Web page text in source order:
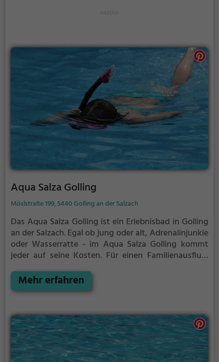
Aqua Salza Golling
Möslstraße 199, 5440 Golling an der Salzach
Das Aqua Salza Golling ist ein Erlebnisbad in Golling
an der Salzach.Egal ob jung oder alt, Adrenalinjunkie
oder Wasserratte - im Aqua Salza Golling kommt
jeder auf seine Kosten. Für einen Familienausflug,
ist das Aqua Salza Golling genau die richtige
Adresse.
Mehr erfahren